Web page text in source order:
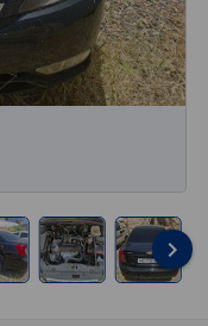
keyboard_arrow_right